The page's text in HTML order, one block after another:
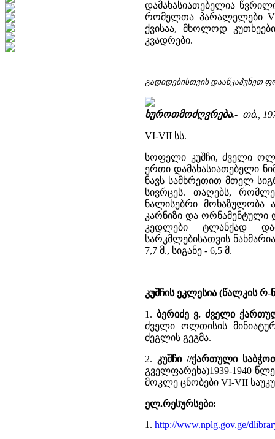
დამახასიათებელია
რომელთა პარალელები
ქვისაა, მხოლოდ
კვადრები.
გადიდებისთვის დააწკაპუნეთ
ხუროთმოძღვრება.- თბ.,
VI-VII სს.
სოფელი კუშჩი, ძველი
ერთი დამახასიათებელი
ნავს სამხრეთით მთელ
სივრცეს. თაღებს,
ნალისებრი მოხაზულობა
კარნიზი და
კედლები ტლანქად
სარკმლებისათვის
7,7 მ., სიგანე - 6,5 მ.
კუშჩის ეკლესია (წალკის
1.ბერიძე ვ. ძველი
ძველი ოლთისის
ძეგლის გეგმა.
2. კუშჩი //ქართული
გველფარეხა)1939-1940
მოკლე ცნობები VI-VII
ელ.რესურსები:
1. http://www.nplg.gov.ge/